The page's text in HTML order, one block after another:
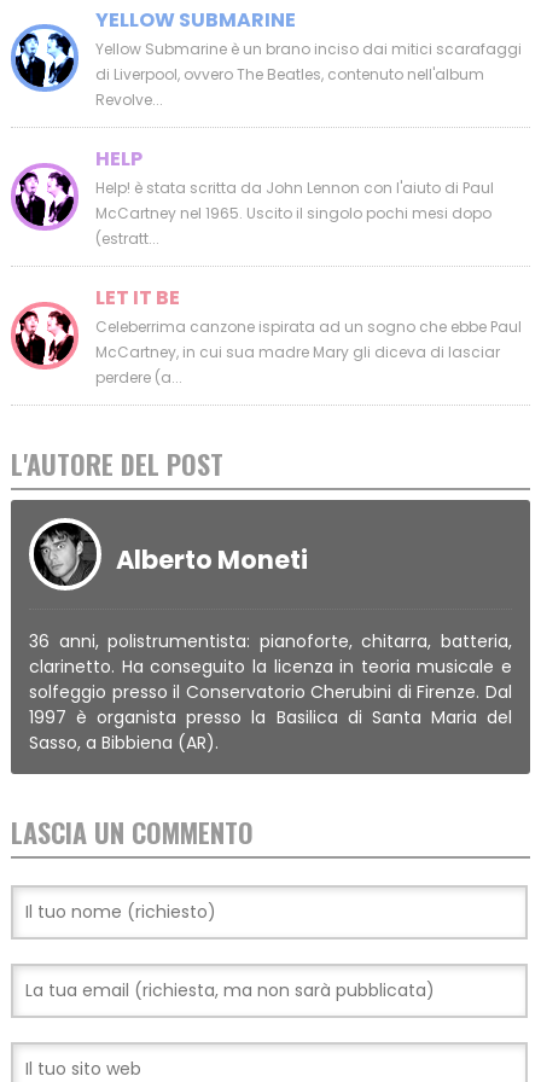
YELLOW SUBMARINE
Yellow Submarine è un brano inciso dai mitici scarafaggi
di Liverpool, ovvero The Beatles, contenuto nell'album
Revolve...
HELP
Help! è stata scritta da John Lennon con l'aiuto di Paul
McCartney nel 1965. Uscito il singolo pochi mesi dopo
(estratt...
LET IT BE
Celeberrima canzone ispirata ad un sogno che ebbe Paul
McCartney, in cui sua madre Mary gli diceva di lasciar
perdere (a...
L'AUTORE DEL POST
Alberto Moneti
36 anni, polistrumentista: pianoforte, chitarra, batteria,
clarinetto. Ha conseguito la licenza in teoria musicale e
solfeggio presso il Conservatorio Cherubini di Firenze. Dal
1997 è organista presso la Basilica di Santa Maria del
Sasso, a Bibbiena (AR).
LASCIA UN COMMENTO